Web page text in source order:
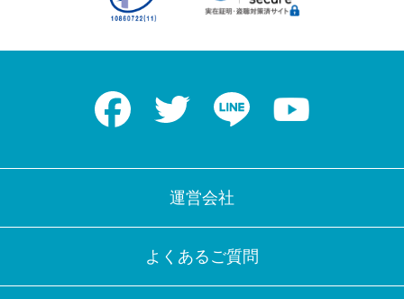
Facebook Twitter LINE
運営会社
よくあるご質問